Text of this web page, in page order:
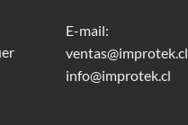
E-mail:
ventas@improtek.cl
info@improtek.cl